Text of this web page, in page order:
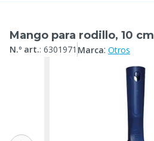
Mango para rodillo, 10 cm
N.º art.: 6301971 Marca: Otros